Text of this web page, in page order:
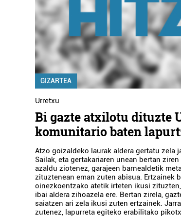
GIZARTEA
Urretxu
Bi gazte atxilotu dituzte
komunitario baten
Atzo goizaldeko laurak aldera gertatu zela
Sailak, eta gertakariaren unean bertan
azaldu ziotenez, garajeen barnealdetik
zituztenean eman zuten abisua. Ertzainek
oinezkoentzako atetik irteten ikusi
ibai aldera zihoazela ere. Bertan zirela,
saiatzen ari zela ikusi zuten ertzainek.
zutenez, lapurreta egiteko erabilitako